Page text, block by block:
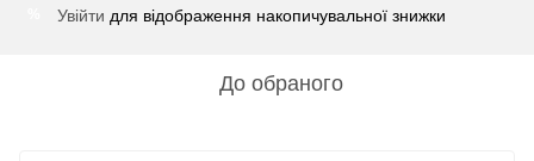
Увійти для відображення накопичувальної знижки
До обраного